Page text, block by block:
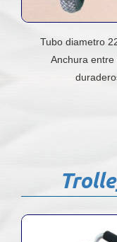
Tubo diametro
Anchura